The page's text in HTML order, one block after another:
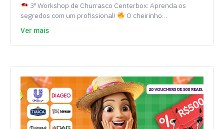
3º Workshop de Churrasco Centerbox: Aprenda os
segredos com um profissional!
O cheirinho…
Ver mais